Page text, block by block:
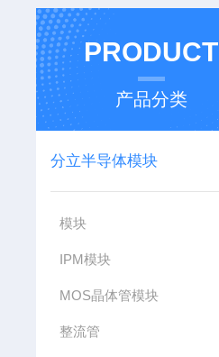
PRODUCT
产品分类
分立半导体模块
模块
IPM模块
MOS晶体管模块
整流管